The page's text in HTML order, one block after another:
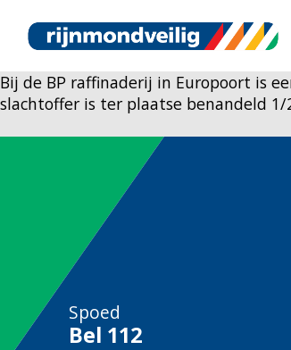
Bij de BP raffinaderij in Europoort is
slachtoffer is ter plaatse benandeld 1/
Spoed
Bel 112